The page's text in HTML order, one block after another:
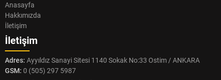
Anasayfa
Hakkımızda
İletişim
İletişim
Adres: Ayyıldız Sanayi Sitesi 1140 Sokak No:33 Ostim / ANKARA
GSM: 0 (505) 297 5987